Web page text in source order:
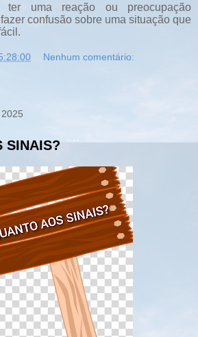
ter uma reação ou preocupação
confusão sobre uma situação que
Nenhum comentário:
SINAIS?